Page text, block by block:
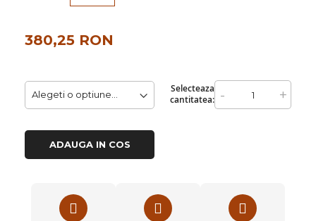
Selecteaza
cantitatea: - +
380,25 RON
ADAUGA IN COS